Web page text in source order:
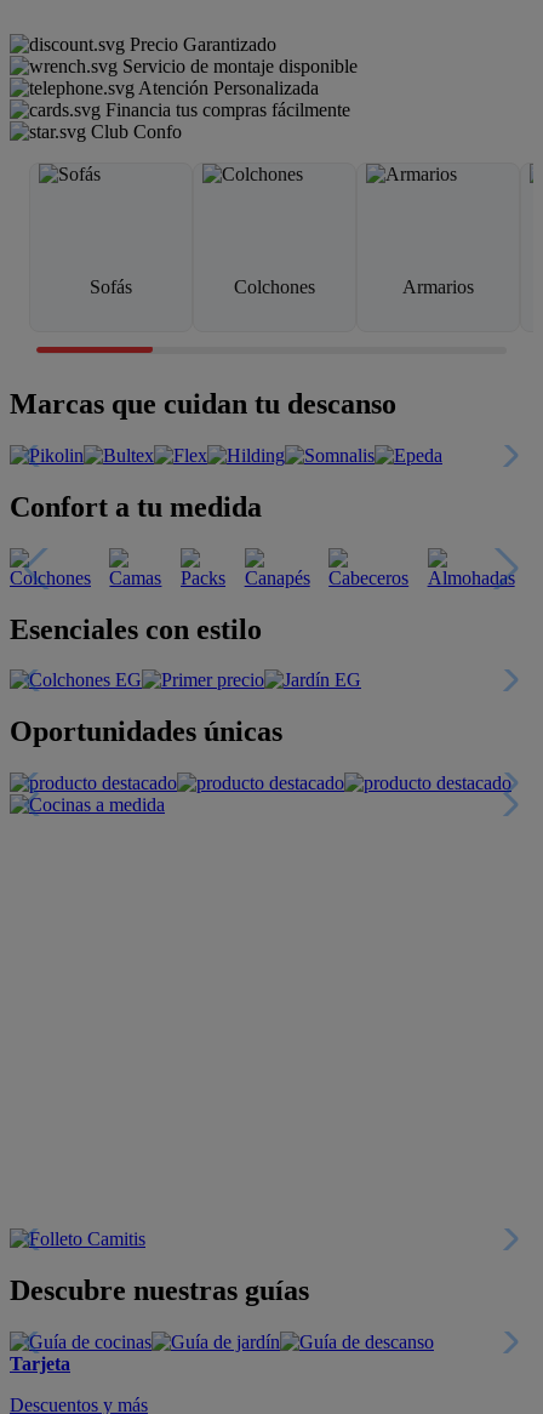
Precio Garantizado
Servicio de montaje disponible
Atención Personalizada
Financia tus compras fácilmente
Club Confo
Sofás Colchones Armarios
Marcas que cuidan tu descanso
Confort a tu medida
Esenciales con estilo
Oportunidades únicas
Descubre nuestras guías
Tarjeta
Descuentos y más